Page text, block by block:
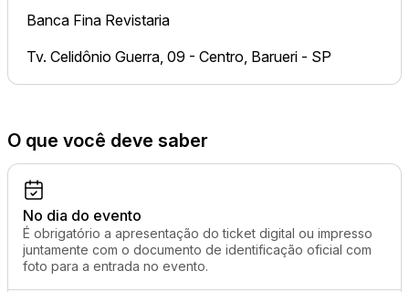
Banca Fina Revistaria
Tv. Celidônio Guerra, 09 - Centro, Barueri - SP
O que você deve saber
No dia do evento
É obrigatório a apresentação do ticket digital ou impresso
juntamente com o documento de identificação oficial com
foto para a entrada no evento.